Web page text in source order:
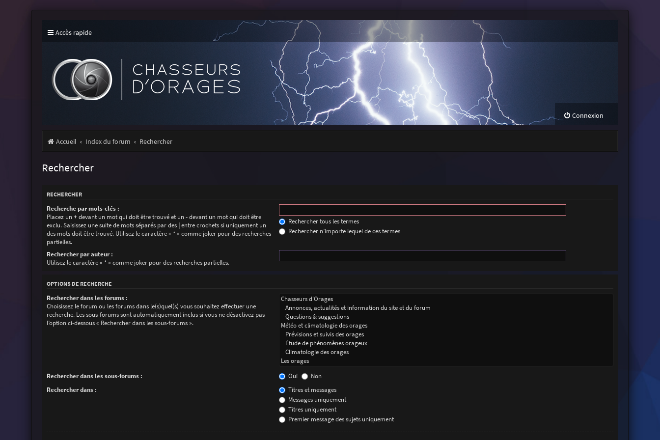
Accès rapide
Connexion
Accueil Index du forum Rechercher
Rechercher
RECHERCHER
Recherche par mots-clés :
Placez un+devant un mot qui doit être trouvé et un-devant un mot qui doit être
exclu. Saisissez une suite de mots séparés par des |entre crochets si uniquement un
des mots doit être trouvé. Utilisez le caractère « * » comme joker pour des recherches
partielles.
Rechercher tous les termes
Rechercher n’importe lequel de ces termes
Rechercher par auteur :
Utilisez le caractère « * » comme joker pour des recherches partielles.
OPTIONS DE RECHERCHE
Rechercher dans les forums :
Choisissez le forum ou les forums dans le(s)quel(s) vous souhaitez effectuer une
recherche. Les sous-forums sont automatiquement inclus si vous ne désactivez pas
l’option ci-dessous « Rechercher dans les sous-forums ».
Rechercher dans les sous-forums : Oui
Non
Rechercher dans :
Titres et messages
Messages uniquement
Titres uniquement
Premier message des sujets uniquement